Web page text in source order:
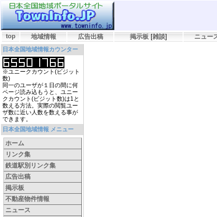
top 地域情報 広告出稿 掲示板 [雑談] ニュー
日本全国地域情報カウンター
※ユニークカウント(ビジット
数)
同一のユーザが１日の間に何
ページ読み込もうと、ユニー
クカウント(ビジット数)は1と
数える方法。実際の閲覧ユー
ザ数に近い人数を数える事が
できます。
日本全国地域情報 メニュー
ホーム
リンク集
鉄道駅別リンク集
広告出稿
掲示板
不動産物件情報
ニュース